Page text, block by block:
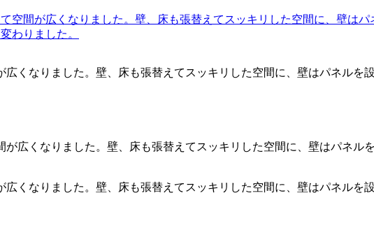
くなりました。壁、床も張替えてスッキリした空間に、壁はパネルを
くなりました。壁、床も張替えてスッキリした空間に、壁はパネルを